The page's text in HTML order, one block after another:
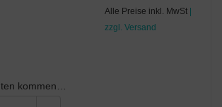
Alle Preise inkl. MwSt |
zzgl. Versand